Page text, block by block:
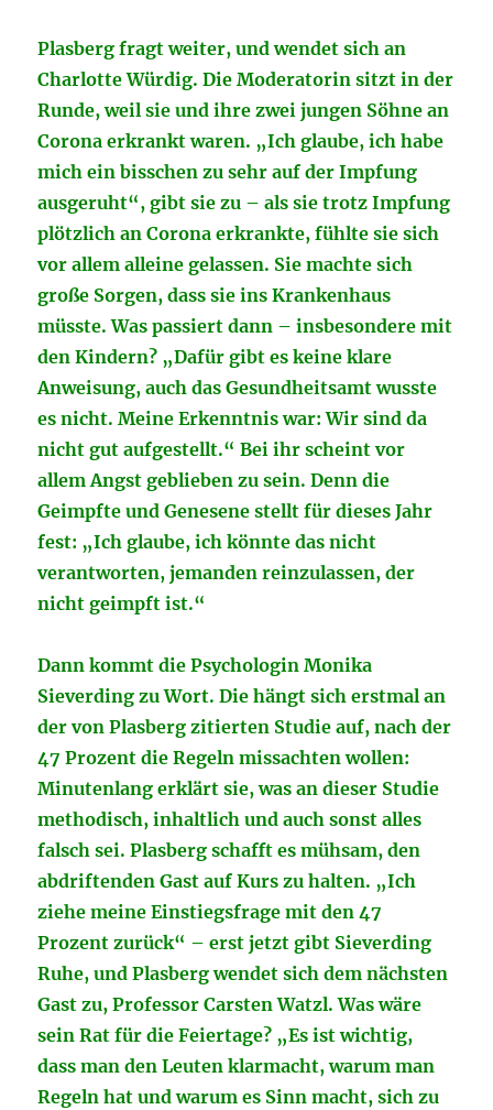
Plasberg fragt weiter, und wendet sich an
Charlotte Würdig. Die Moderatorin sitzt in der
Runde, weil sie und ihre zwei jungen Söhne an
Corona erkrankt waren. „Ich glaube, ich habe
mich ein bisschen zu sehr auf der Impfung
ausgeruht“, gibt sie zu – als sie trotz Impfung
plötzlich an Corona erkrankte, fühlte sie sich
vor allem alleine gelassen. Sie machte sich
große Sorgen, dass sie ins Krankenhaus
müsste. Was passiert dann – insbesondere mit
den Kindern? „Dafür gibt es keine klare
Anweisung, auch das Gesundheitsamt wusste
es nicht. Meine Erkenntnis war: Wir sind da
nicht gut aufgestellt.“ Bei ihr scheint vor
allem Angst geblieben zu sein. Denn die
Geimpfte und Genesene stellt für dieses Jahr
fest: „Ich glaube, ich könnte das nicht
verantworten, jemanden reinzulassen, der
nicht geimpft ist.“
Dann kommt die Psychologin Monika
Sieverding zu Wort. Die hängt sich erstmal an
der von Plasberg zitierten Studie auf, nach der
47 Prozent die Regeln missachten wollen:
Minutenlang erklärt sie, was an dieser Studie
methodisch, inhaltlich und auch sonst alles
falsch sei. Plasberg schafft es mühsam, den
abdriftenden Gast auf Kurs zu halten. „Ich
ziehe meine Einstiegsfrage mit den 47
Prozent zurück“ – erst jetzt gibt Sieverding
Ruhe, und Plasberg wendet sich dem nächsten
Gast zu, Professor Carsten Watzl. Was wäre
sein Rat für die Feiertage? „Es ist wichtig,
dass man den Leuten klarmacht, warum man
Regeln hat und warum es Sinn macht, sich zu